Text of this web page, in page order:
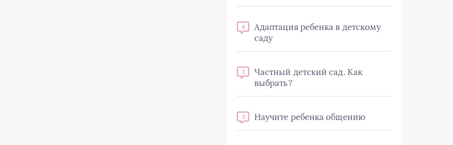
4
Адаптация ребенка в детскому
саду
3
Частный детский сад. Как
выбрать?
3 Научите ребенка общению